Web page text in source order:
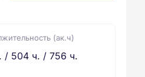
(ак.ч)
/ 504 ч. / 756 ч.